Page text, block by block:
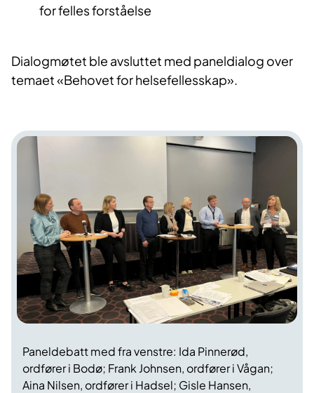
for felles forståelse
Dialogmøtet ble avsluttet med paneldialog over
temaet «Behovet for helsefellesskap».
Paneldebatt med fra venstre: Ida Pinnerød,
ordfører i Bodø; Frank Johnsen, ordfører i Vågan;
Aina Nilsen, ordfører i Hadsel; Gisle Hansen,